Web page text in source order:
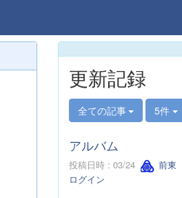
更新記録
全ての記事 5件
アルバム
投稿日時 : 03/24 前東
ログイン